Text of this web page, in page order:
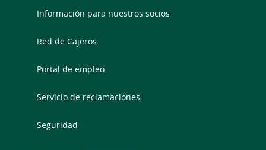
Información para nuestros socios
Red de Cajeros
Portal de empleo
Servicio de reclamaciones
Seguridad